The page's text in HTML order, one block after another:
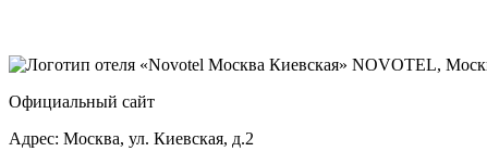
NOVOTEL,
Официальный сайт
Адрес: Москва, ул. Киевская, д.2